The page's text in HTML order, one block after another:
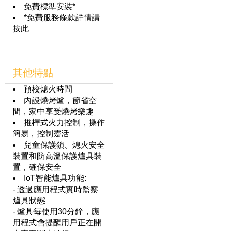
免費標準安裝*
*免費服務條款詳情請
按此
其他特點
預校熄火時間
內設燒烤爐，節省空
間，家中享受燒烤樂趣
推桿式火力控制，操作
簡易，控制靈活
兒童保護鎖、熄火安全
裝置和防高溫保護爐具裝
置，確保安全
IoT智能爐具功能:
- 透過應用程式實時監察
爐具狀態
- 爐具每使用30分鐘，應
用程式會提醒用戶正在開